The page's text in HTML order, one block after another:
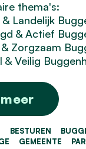
thema's:
& Landelijk
& Actief
Zorgzaam
& Veilig
BESTUREN
GEMEENTE